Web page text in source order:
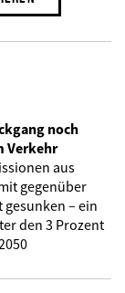
noch
Verkehr
aus
gegenüber
– ein
den 3 Prozent